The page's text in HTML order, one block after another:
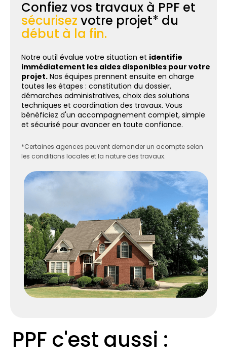
Confiez vos travaux à PPF et
sécurisez votre projet* du
début à la fin.
Notre outil évalue votre situation et identifie
immédiatement les aides disponibles pour votre
projet. Nos équipes prennent ensuite en charge
toutes les étapes : constitution du dossier,
démarches administratives, choix des solutions
techniques et coordination des travaux. Vous
bénéficiez d'un accompagnement complet, simple
et sécurisé pour avancer en toute confiance.
*Certaines agences peuvent demander un acompte selon
les conditions locales et la nature des travaux.
PPF c'est aussi :